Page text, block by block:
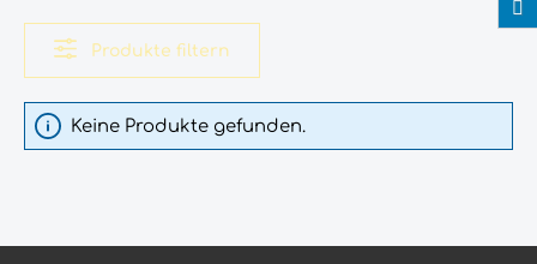
Produkte filtern
Keine Produkte gefunden.